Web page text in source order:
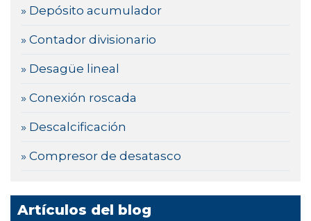
» Depósito acumulador
» Contador divisionario
» Desagüe lineal
» Conexión roscada
» Descalcificación
» Compresor de desatasco
Artículos del blog